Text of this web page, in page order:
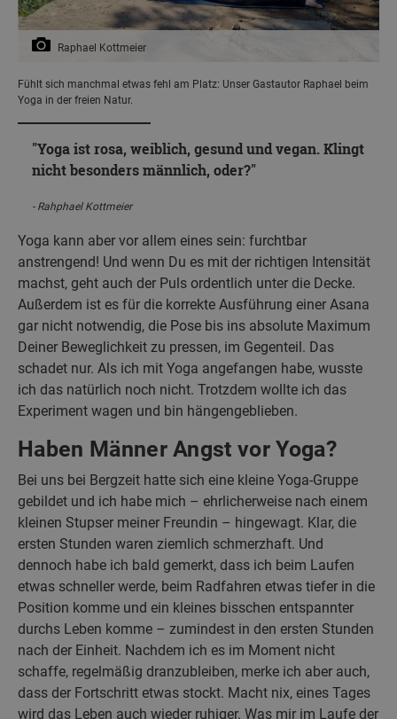
Raphael Kottmeier
Fühlt sich manchmal etwas fehl am Platz: Unser Gastautor Raphael beim
Yoga in der freien Natur.
Yoga ist rosa, weiblich, gesund und vegan. Klingt
nicht besonders männlich, oder?
Rahphael Kottmeier
Yoga kann aber vor allem eines sein: furchtbar
anstrengend! Und wenn Du es mit der richtigen Intensität
machst, geht auch der Puls ordentlich unter die Decke.
Außerdem ist es für die korrekte Ausführung einer Asana
gar nicht notwendig, die Pose bis ins absolute Maximum
Deiner Beweglichkeit zu pressen, im Gegenteil. Das
schadet nur. Als ich mit Yoga angefangen habe, wusste
ich das natürlich noch nicht. Trotzdem wollte ich das
Experiment wagen und bin hängengeblieben.
Haben Männer Angst vor Yoga?
Bei uns bei Bergzeit hatte sich eine kleine Yoga-Gruppe
gebildet und ich habe mich – ehrlicherweise nach einem
kleinen Stupser meiner Freundin – hingewagt. Klar, die
ersten Stunden waren ziemlich schmerzhaft. Und
dennoch habe ich bald gemerkt, dass ich beim Laufen
etwas schneller werde, beim Radfahren etwas tiefer in die
Position komme und ein kleines bisschen entspannter
durchs Leben komme – zumindest in den ersten Stunden
nach der Einheit. Nachdem ich es im Moment nicht
schaffe, regelmäßig dranzubleiben, merke ich aber auch,
dass der Fortschritt etwas stockt. Macht nix, eines Tages
wird das Leben auch wieder ruhiger. Was mir im Laufe der